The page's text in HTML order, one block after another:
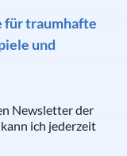
für traumhafte
und
Newsletter der
ich jederzeit